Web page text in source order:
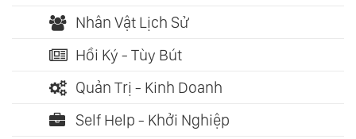
Nhân Vật Lịch Sử
Hồi Ký - Tùy Bút
Quản Trị - Kinh Doanh
Self Help - Khởi Nghiệp